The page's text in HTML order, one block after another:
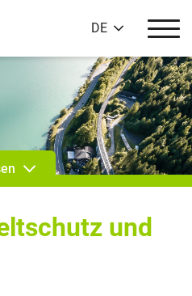
DE
und